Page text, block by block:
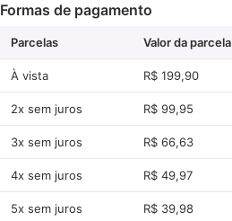
Formas de pagamento
Parcelas Valor da parcela
À vista R$ 199,90
2x sem juros R$ 99,95
3x sem juros R$ 66,63
4x sem juros R$ 49,97
5x sem juros R$ 39,98